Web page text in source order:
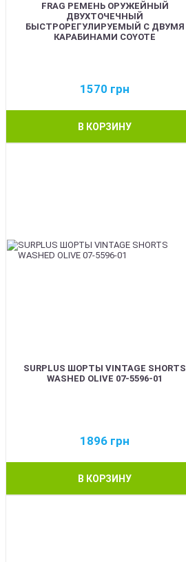
FRAG РЕМЕНЬ ОРУЖЕЙНЫЙ
ДВУХТОЧЕЧНЫЙ
БЫСТРОРЕГУЛИРУЕМЫЙ С ДВУМЯ
КАРАБИНАМИ COYOTE
1570 грн
В КОРЗИНУ
SURPLUS ШОРТЫ VINTAGE SHORTS
WASHED OLIVE 07-5596-01
1896 грн
В КОРЗИНУ